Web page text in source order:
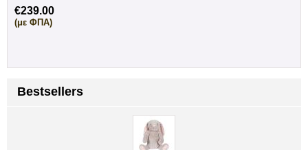
€239.00
(με ΦΠΑ)
Bestsellers